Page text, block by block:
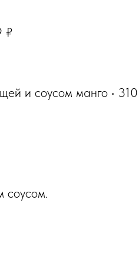
₽
и соусом манго · 310
соусом.